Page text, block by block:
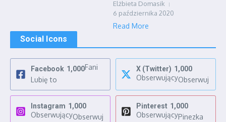
Elżbieta Domasik
6 października 2020
Read More
Social Icons
Facebook 1,000Fani
Lubię to
X (Twitter) 1,000
ObserwującyObserwuj
Instagram 1,000
ObserwującyObserwuj
Pinterest 1,000
ObserwującyPinezka